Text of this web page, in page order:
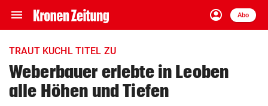
menu Navigation
ein-/ausklappen
account_circle
Anmelden
Abo
close Schließen
account_circle Anmelden
TRAUT KUCHL TITEL ZU
Weberbauer erlebte in Leoben
alle Höhen und Tiefen